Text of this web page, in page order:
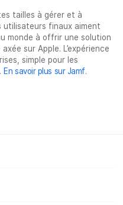
tailles à gérer et à
utilisateurs finaux aiment
monde à offrir une solution
sur Apple. L’expérience
simple pour les
En savoir plus sur Jamf.